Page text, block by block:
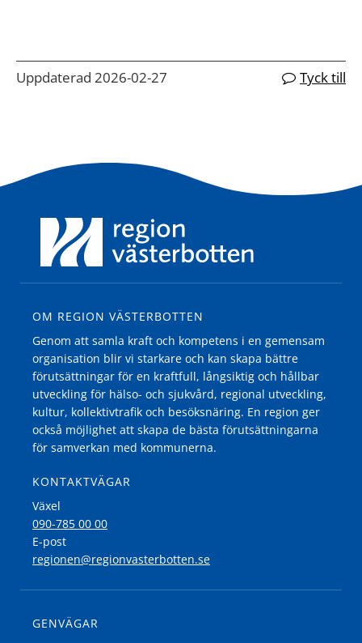
Uppdaterad 2026-02-27 Tyck till
OM REGION VÄSTERBOTTEN
Genom att samla kraft och kompetens i en gemensam
organisation blir vi starkare och kan skapa bättre
förutsättningar för en kraftfull, långsiktig och hållbar
utveckling för hälso- och sjukvård, regional utveckling,
kultur, kollektivtrafik och besöksnäring. En region ger
också möjlighet att skapa de bästa förutsättningarna
för samverkan med kommunerna.
KONTAKTVÄGAR
Växel
090-785 00 00
E-post
regionen@regionvasterbotten.se
GENVÄGAR